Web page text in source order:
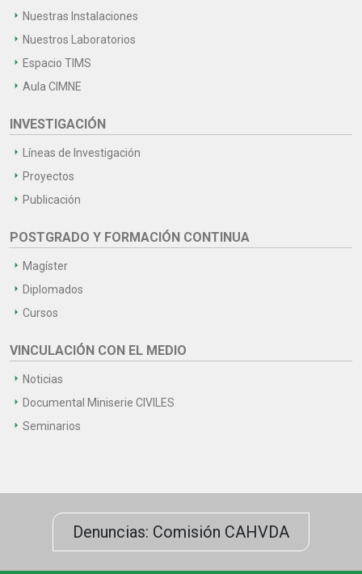
Nuestras Instalaciones
Nuestros Laboratorios
Espacio TIMS
Aula CIMNE
INVESTIGACIÓN
Líneas de Investigación
Proyectos
Publicación
POSTGRADO Y FORMACIÓN CONTINUA
Magíster
Diplomados
Cursos
VINCULACIÓN CON EL MEDIO
Noticias
Documental Miniserie CIVILES
Seminarios
Denuncias: Comisión CAHVDA